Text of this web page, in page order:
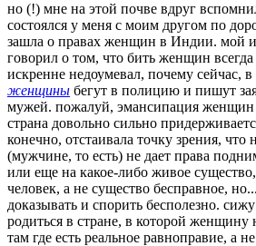
но (!) мне на этой почве вдруг
состоялся у меня с моим другом по
зашла о правах женщин в Индии. мой
говорил о том, что бить женщин
искренне недоумевал, почему сейчас,
женщины бегут в полицию и пишут
мужей. пожалуй, эмансипация
страна довольно сильно
конечно, отстаивала точку зрения, что
(мужчине, то есть) не дает права
или еще на какое-либо живое
человек, а не существо бесправное,
доказывать и спорить бесполезно.
родиться в стране, в которой женщину
там где есть реальное равноправие, а